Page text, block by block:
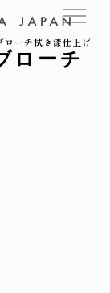
ローチ拭き漆仕上げ
ローチ